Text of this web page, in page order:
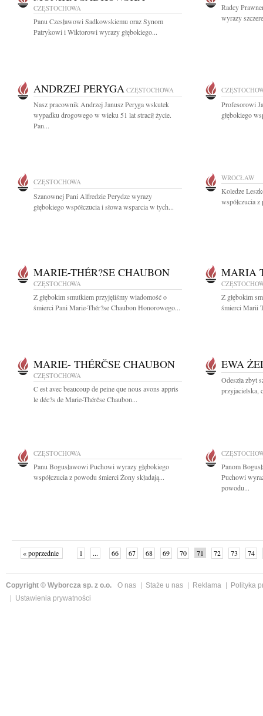
CZĘSTOCHOWA
Panu Czesławowi Sadkowskiemu oraz Synom
Patrykowi i Wiktorowi wyrazy głębokiego...
Radcy
wyrazy
ANDRZEJ PERYGA CZĘSTOCHOWA
Nasz pracownik Andrzej Janusz Peryga wskutek
wypadku drogowego w wieku 51 lat stracił życie.
Pan...
Profesorowi
głębokiego
CZĘSTOCHOWA
Szanownej Pani Alfredzie Perydze wyrazy
głębokiego współczucia i słowa wsparcia w tych...
WROCŁAW
Koledze
współczucia
MARIE-THÉR?SE CHAUBON
CZĘSTOCHOWA
Z głębokim smutkiem przyjęliśmy wiadomość o
śmierci Pani Marie-Thér?se Chaubon Honorowego...
MARIA
Z głębokim
śmierci Marii
MARIE- THÉRČSE CHAUBON
CZĘSTOCHOWA
C est avec beaucoup de peine que nous avons appris
le déc?s de Marie-Thérčse Chaubon...
EWA
Odeszła zbyt
przyjacielska,
CZĘSTOCHOWA
Panu Bogusławowi Puchowi wyrazy głębokiego
współczucia z powodu śmierci Żony składają...
Panom
Puchowi
powodu...
« poprzednie 1 ... 66 67 68 69 70 71 72 73
74
Copyright © Wyborcza sp. z o.o. O nas Staże u nas Reklama
Polityka
Ustawienia prywatności